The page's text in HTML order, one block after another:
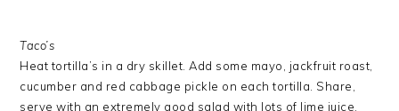
Taco’s
Heat tortilla’s in a dry skillet. Add some mayo, jackfruit roast,
cucumber and red cabbage pickle on each tortilla. Share,
serve with an extremely good salad with lots of lime juice,